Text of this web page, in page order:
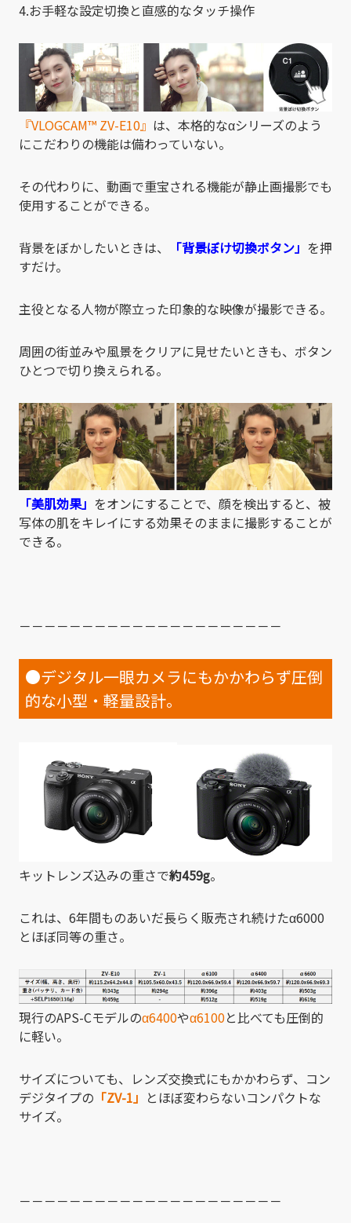
4.お手軽な設定切換と直感的なタッチ操作
『VLOGCAM™ ZV-E10』 は、本格的なαシリーズのよう
にこだわりの機能は備わっていない。
その代わりに、動画で重宝される機能が静止画撮影でも
使用することができる。
背景をぼかしたいときは、 「背景ぼけ切換ボタン」 を押
すだけ。
主役となる人物が際立った印象的な映像が撮影できる。
周囲の街並みや風景をクリアに見せたいときも、ボタン
ひとつで切り換えられる。
「美肌効果」 をオンにすることで、顔を検出すると、被
写体の肌をキレイにする効果そのままに撮影することが
できる。
－－－－－－－－－－－－－－－－－－－－－
●デジタル一眼カメラにもかかわらず圧倒
的な小型・軽量設計。
キットレンズ込みの重さで約459g。
これは、6年間ものあいだ長らく販売され続けたα6000
とほぼ同等の重さ。
現行のAPS-Cモデルのα6400やα6100と比べても圧倒的
に軽い。
サイズについても、レンズ交換式にもかかわらず、コン
デジタイプの 「ZV-1」 とほぼ変わらないコンパクトな
サイズ。
－－－－－－－－－－－－－－－－－－－－－